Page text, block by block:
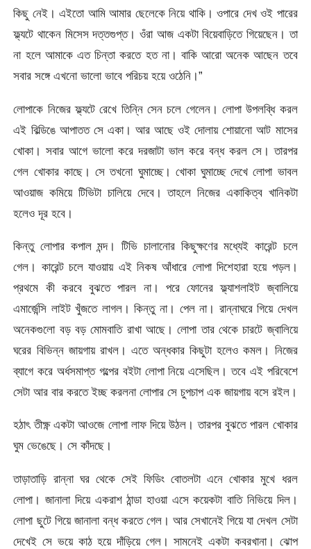
কিছু নেই। এইতো আমি আমার ছেলেকে নিয়ে থাকি। ওপারে দেখ ওই পারের
ফ্ল্যটে থাকেন মিসেস দত্তগুপ্ত। ওঁরা আজ একটা বিয়েবাড়িতে গিয়েছেন। তা
না হলে আমাকে এত চিন্তা করতে হত না। বাকি আরো অনেক আছেন তবে
সবার সঙ্গে এখনো ভালো ভাবে পরিচয় হয়ে ওঠেনি।”
লোপাকে নিজের ফ্ল্যটে রেখে তিন্নি সেন চলে গেলেন। লোপা উপলব্ধি করল
এই বিল্ডিঙে আপাতত সে একা। আর আছে ওই দোলায় শোয়ানো আট মাসের
খোকা। সবার আগে ভালো করে দরজাটা ভাল করে বন্ধ করল সে। তারপর
গেল খোকার কাছে। সে তখনো ঘুমাচ্ছে। খোকা ঘুমাচ্ছে দেখে লোপা ভাবল
আওয়াজ কমিয়ে টিভিটা চালিয়ে দেবে। তাহলে নিজের একাকিত্ব খানিকটা
হলেও দূর হবে।
কিন্তু লোপার কপাল মন্দ। টিভি চালানোর কিছুক্ষণের মধ্যেই কারেন্ট চলে
গেল। কারেন্ট চলে যাওয়ায় এই নিকষ আঁধারে লোপা দিশেহারা হয়ে পড়ল।
প্রথমে কী করবে বুঝতে পারল না। পরে ফোনের ফ্ল্যাশলাইট জ্বালিয়ে
এমার্জেন্সি লাইট খুঁজতে লাগল। কিন্তু না। পেল না। রান্নাঘরে গিয়ে দেখল
অনেকগুলো বড় বড় মোমবাতি রাখা আছে। লোপা তার থেকে চারটে জ্বালিয়ে
ঘরের বিভিন্ন জায়গায় রাখল। এতে অন্ধকার কিছুটা হলেও কমল। নিজের
ব্যাগে করে অর্ধসমাপ্ত গল্পের বইটা লোপা নিয়ে এসেছিল। তবে এই পরিবেশে
সেটা আর বার করতে ইচ্ছ করলনা লোপার সে চুপচাপ এক জায়গায় বসে রইল।
হঠাৎ তীক্ষ্ণ একটা আওজে লোপা লাফ দিয়ে উঠল। তারপর বুঝতে পারল খোকার
ঘুম ভেঙেছে। সে কাঁদছে।
তাড়াতাড়ি রান্না ঘর থেকে সেই ফিডিং বোতলটা এনে খোকার মুখে ধরল
লোপা। জানালা দিয়ে একরাশ ঠান্ডা হাওয়া এসে কয়েকটা বাতি নিভিয়ে দিল।
লোপা ছুটে গিয়ে জানালা বন্ধ করতে গেল। আর সেখানেই গিয়ে যা দেখল সেটা
দেখেই সে ভয়ে কাঠ হয়ে দাঁড়িয়ে গেল। সামনেই একটা কবরখানা। ঝোপ